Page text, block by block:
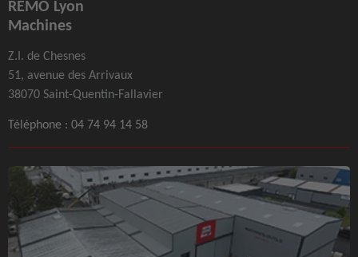
REMO Lyon
Machines
Z.I. de Chesnes
51, avenue des Arrivaux
38070 Saint-Quentin-Fallavier
Téléphone : 04 74 94 14 58